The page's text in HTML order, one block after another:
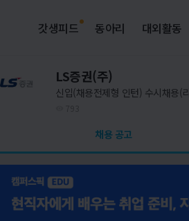
갓생피드 동아리 대외활동
LS증권(주)
신입(채용전제형 인턴) 수시채용(
채용 공고